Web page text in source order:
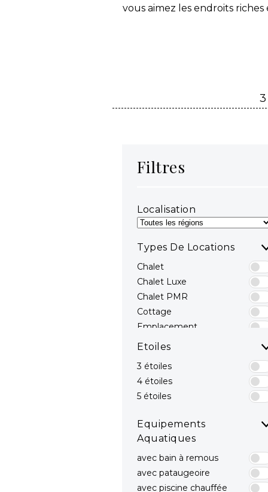
vous aimez les endroits riches
Filtres
Localisation
Types De Locations
Chalet
Chalet Luxe
Chalet PMR
Cottage
Emplacement
Emplacements avec
sanitaires privés
Hébergements Insolites
Mobil-home
Mobil-home avec spa
Mobil-home Luxe
Mobil-home PMR
Etoiles
3 étoiles
4 étoiles
5 étoiles
Equipements
Aquatiques
avec bain à remous
avec pataugeoire
avec piscine chauffée